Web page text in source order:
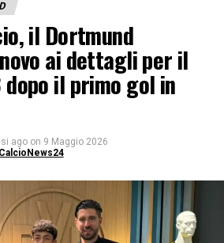
il Dortmund
ai dettagli per il
il primo gol in
ago on 9 Maggio 2026